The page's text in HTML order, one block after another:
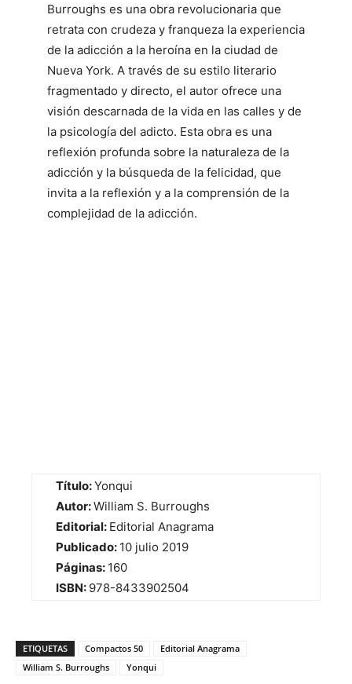
Burroughs es una obra revolucionaria que
retrata con crudeza y franqueza la experiencia
de la adicción a la heroína en la ciudad de
Nueva York. A través de su estilo literario
fragmentado y directo, el autor ofrece una
visión descarnada de la vida en las calles y de
la psicología del adicto. Esta obra es una
reflexión profunda sobre la naturaleza de la
adicción y la búsqueda de la felicidad, que
invita a la reflexión y a la comprensión de la
complejidad de la adicción.
Título:Yonqui
Autor:William S. Burroughs
Editorial: Editorial Anagrama
Publicado: 10 julio 2019
Páginas: 160
ISBN: 978-8433902504
ETIQUETAS Compactos 50
Editorial Anagrama
William S. Burroughs
Yonqui